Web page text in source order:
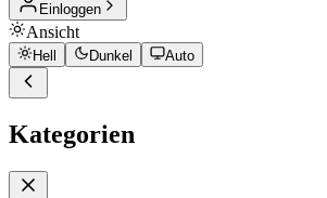
Einloggen
Ansicht
Hell Dunkel Auto
Kategorien